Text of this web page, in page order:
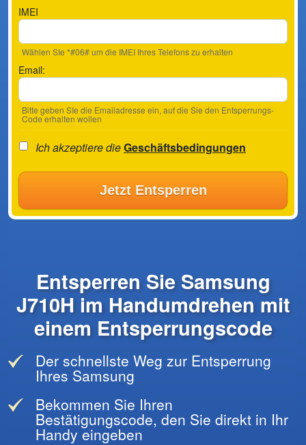
IMEI
Wählen SIe *#06# um die IMEI Ihres Telefons zu erhalten
Email:
Bitte geben SIe die Emailadresse ein, auf die Sie den Entsperrungs-
Code erhalten wollen
Ich akzeptiere dieGeschäftsbedingungen
Jetzt Entsperren
Entsperren Sie Samsung
J710H im Handumdrehen mit
einem Entsperrungscode
Der schnellste Weg zur Entsperrung
Ihres Samsung
Bekommen Sie Ihren
Bestätigungscode, den Sie direkt in Ihr
Handy eingeben